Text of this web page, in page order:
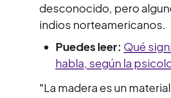
desconocido, pero
indios norteamericanos.
Puedes leer: Qué
habla, según la
"La madera es un